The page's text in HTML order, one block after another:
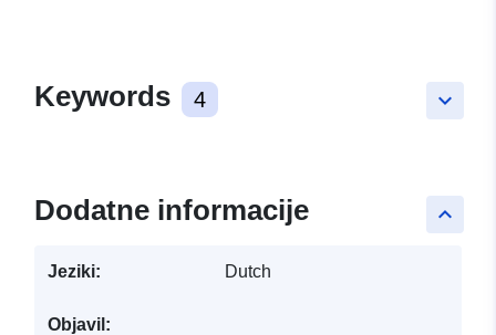
keyboard_arrow_down
Keywords 4
keyboard_arrow_up
Dodatne informacije
Jeziki: Dutch
Objavil: